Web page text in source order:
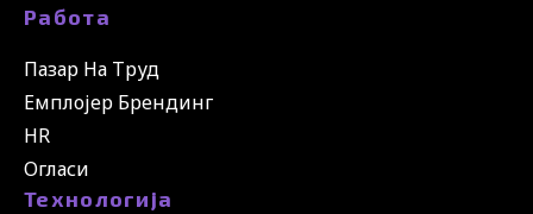
Работа
Пазар На Труд
Емплојер Брендинг
HR
Огласи
Технологија